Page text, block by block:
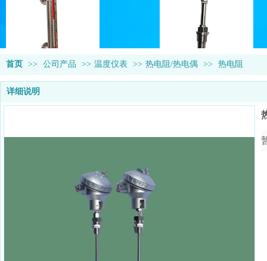
首页 >> 公司产品 >> 温度仪表 >> 热电阻/热电偶 >> 热电阻
详细说明